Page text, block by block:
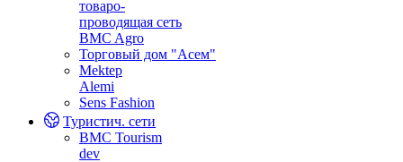
товаро-
проводящая сеть
BMC Agro
Торговый дом "Асем"
Mektep
Alemi
Sens Fashion
Туристич. сети
BMC Tourism
dev